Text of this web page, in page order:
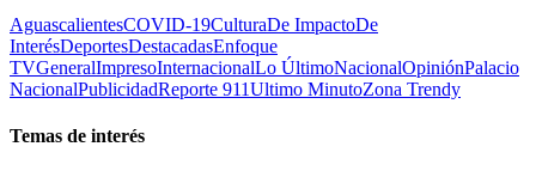
AguascalientesCOVID-19CulturaDe ImpactoDe
InterésDeportesDestacadasEnfoque
TVGeneralImpresoInternacionalLo ÚltimoNacionalOpiniónPalacio
NacionalPublicidadReporte 911Ultimo MinutoZona Trendy
Temas de interés